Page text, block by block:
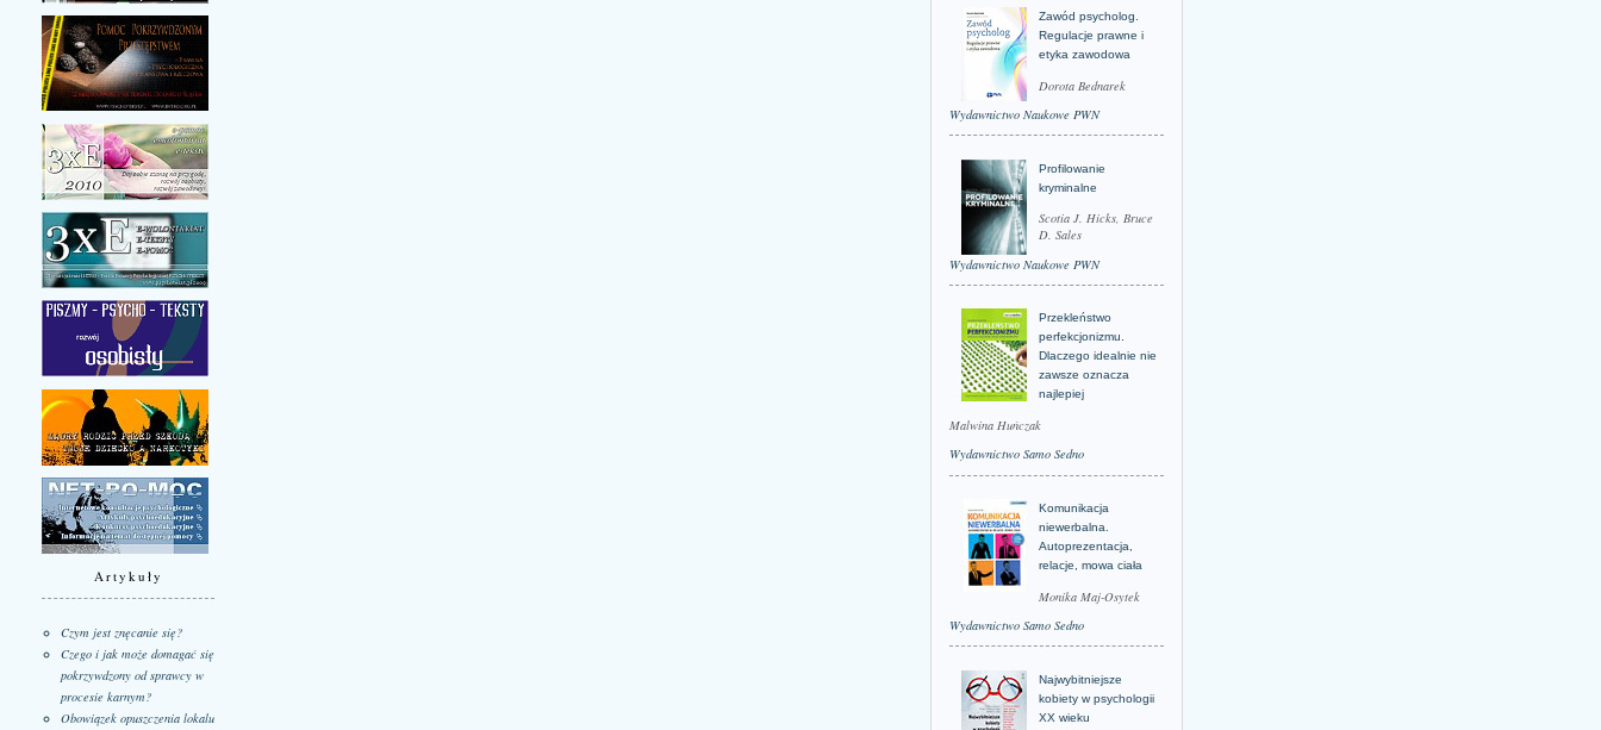
Artykuły
Czym jest znęcanie się?
Czego i jak może domagać się
pokrzywdzony od sprawcy w
procesie karnym?
Obowiązek opuszczenia lokalu
Zawód psycholog.
Regulacje prawne i
etyka zawodowa
Dorota Bednarek
Wydawnictwo Naukowe PWN
Profilowanie
kryminalne
Scotia J. Hicks, Bruce
D. Sales
Wydawnictwo Naukowe PWN
Przekleństwo
perfekcjonizmu.
Dlaczego idealnie nie
zawsze oznacza
najlepiej
Malwina Huńczak
Wydawnictwo Samo Sedno
Komunikacja
niewerbalna.
Autoprezentacja,
relacje, mowa ciała
Monika Maj-Osytek
Wydawnictwo Samo Sedno
Najwybitniejsze
kobiety w psychologii
XX wieku